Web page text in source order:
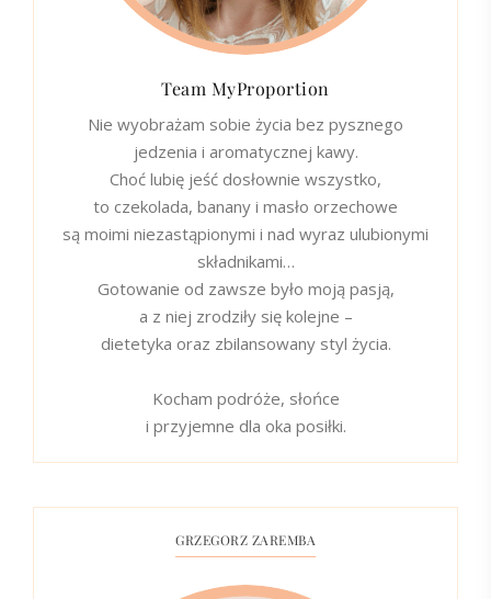
Team MyProportion
Nie wyobrażam sobie życia bez pysznego
jedzenia i aromatycznej kawy.
Choć lubię jeść dosłownie wszystko,
to czekolada, banany i masło orzechowe
są moimi niezastąpionymi i nad wyraz ulubionymi
składnikami…
Gotowanie od zawsze było moją pasją,
a z niej zrodziły się kolejne –
dietetyka oraz zbilansowany styl życia.
Kocham podróże, słońce
i przyjemne dla oka posiłki.
GRZEGORZ ZAREMBA